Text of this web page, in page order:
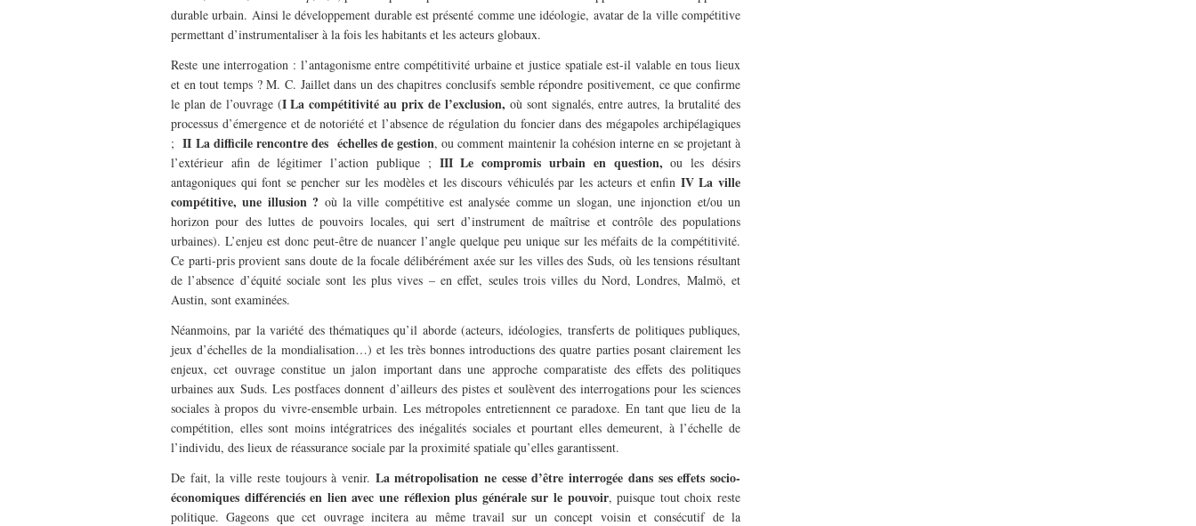
durable urbain. Ainsi le développement durable est présenté comme une idéologie, avatar de la ville compétitive
permettant d’instrumentaliser à la fois les habitants et les acteurs globaux.
Reste une interrogation : l’antagonisme entre compétitivité urbaine et justice spatiale est-il valable en tous lieux
et en tout temps ? M. C. Jaillet dans un des chapitres conclusifs semble répondre positivement, ce que confirme
le plan de l’ouvrage (I La compétitivité au prix de l’exclusion, où sont signalés, entre autres, la brutalité des
processus d’émergence et de notoriété et l’absence de régulation du foncier dans des mégapoles archipélagiques
; II La difficile rencontre des échelles de gestion, ou comment maintenir la cohésion interne en se projetant à
l’extérieur afin de légitimer l’action publique ; III Le compromis urbain en question, ou les désirs
antagoniques qui font se pencher sur les modèles et les discours véhiculés par les acteurs et enfin IV La ville
compétitive, une illusion ? où la ville compétitive est analysée comme un slogan, une injonction et/ou un
horizon pour des luttes de pouvoirs locales, qui sert d’instrument de maîtrise et contrôle des populations
urbaines). L’enjeu est donc peut-être de nuancer l’angle quelque peu unique sur les méfaits de la compétitivité.
Ce parti-pris provient sans doute de la focale délibérément axée sur les villes des Suds, où les tensions résultant
de l’absence d’équité sociale sont les plus vives – en effet, seules trois villes du Nord, Londres, Malmö, et
Austin, sont examinées.
Néanmoins, par la variété des thématiques qu’il aborde (acteurs, idéologies, transferts de politiques publiques,
jeux d’échelles de la mondialisation…) et les très bonnes introductions des quatre parties posant clairement les
enjeux, cet ouvrage constitue un jalon important dans une approche comparatiste des effets des politiques
urbaines aux Suds. Les postfaces donnent d’ailleurs des pistes et soulèvent des interrogations pour les sciences
sociales à propos du vivre-ensemble urbain. Les métropoles entretiennent ce paradoxe. En tant que lieu de la
compétition, elles sont moins intégratrices des inégalités sociales et pourtant elles demeurent, à l’échelle de
l’individu, des lieux de réassurance sociale par la proximité spatiale qu’elles garantissent.
De fait, la ville reste toujours à venir. La métropolisation ne cesse d’être interrogée dans ses effets socio-
économiques différenciés en lien avec une réflexion plus générale sur le pouvoir, puisque tout choix reste
politique. Gageons que cet ouvrage incitera au même travail sur un concept voisin et consécutif de la